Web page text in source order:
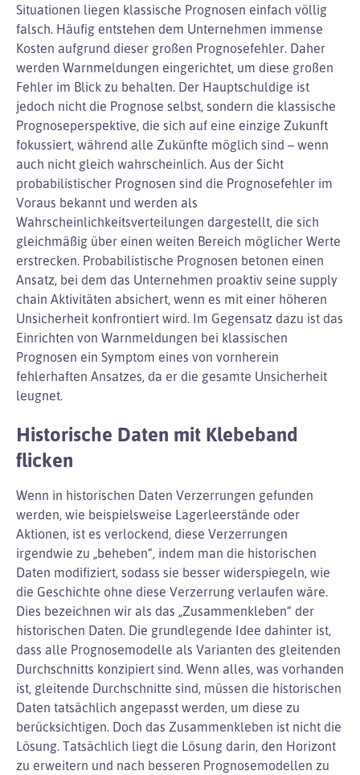
Situationen liegen klassische Prognosen einfach völlig
falsch. Häufig entstehen dem Unternehmen immense
Kosten aufgrund dieser großen Prognosefehler. Daher
werden Warnmeldungen eingerichtet, um diese großen
Fehler im Blick zu behalten. Der Hauptschuldige ist
jedoch nicht die Prognose selbst, sondern die klassische
Prognoseperspektive, die sich auf eine einzige Zukunft
fokussiert, während alle Zukünfte möglich sind – wenn
auch nicht gleich wahrscheinlich. Aus der Sicht
probabilistischer Prognosen sind die Prognosefehler im
Voraus bekannt und werden als
Wahrscheinlichkeitsverteilungen dargestellt, die sich
gleichmäßig über einen weiten Bereich möglicher Werte
erstrecken. Probabilistische Prognosen betonen einen
Ansatz, bei dem das Unternehmen proaktiv seine supply
chain Aktivitäten absichert, wenn es mit einer höheren
Unsicherheit konfrontiert wird. Im Gegensatz dazu ist das
Einrichten von Warnmeldungen bei klassischen
Prognosen ein Symptom eines von vornherein
fehlerhaften Ansatzes, da er die gesamte Unsicherheit
leugnet.
Historische Daten mit Klebeband
flicken
Wenn in historischen Daten Verzerrungen gefunden
werden, wie beispielsweise Lagerleerstände oder
Aktionen, ist es verlockend, diese Verzerrungen
irgendwie zu „beheben“, indem man die historischen
Daten modifiziert, sodass sie besser widerspiegeln, wie
die Geschichte ohne diese Verzerrung verlaufen wäre.
Dies bezeichnen wir als das „Zusammenkleben“ der
historischen Daten. Die grundlegende Idee dahinter ist,
dass alle Prognosemodelle als Varianten des gleitenden
Durchschnitts konzipiert sind. Wenn alles, was vorhanden
ist, gleitende Durchschnitte sind, müssen die historischen
Daten tatsächlich angepasst werden, um diese zu
berücksichtigen. Doch das Zusammenkleben ist nicht die
Lösung. Tatsächlich liegt die Lösung darin, den Horizont
zu erweitern und nach besseren Prognosemodellen zu